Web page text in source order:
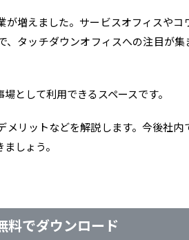
増えました。サービスオフィスやコ
タッチダウンオフィスへの注目が集
として利用できるスペースです。
リットなどを解説します。今後社内
しょう。
料でダウンロード